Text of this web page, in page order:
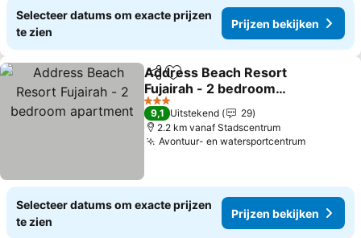
Selecteer datums om exacte prijzen
te zien
Prijzen bekijken
DelenToevoegen aan favorieten
Address Beach Resort
Fujairah - 2 bedroom
apartment
Prijzen bekijken
3 Sterren
9,1 Uitstekend
29
2.2 km vanaf Stadscentrum
Avontuur- en watersportcentrumPrijzen
Selecteer datums om exacte prijzen
te zien
Prijzen bekijken